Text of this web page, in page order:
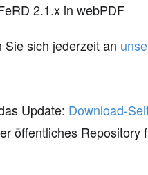
2.1.x in webPDF
sich jederzeit an
Update: Download-
öffentliches Repository